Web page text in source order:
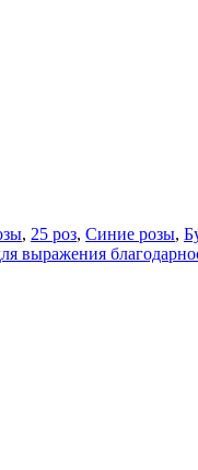
, 25 роз, Синие розы,
выражения